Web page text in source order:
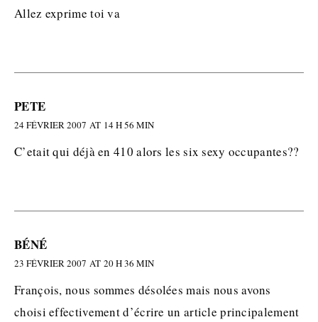
Allez exprime toi va
PETE
24 FÉVRIER 2007 AT 14 H 56 MIN
C’etait qui déjà en 410 alors les six sexy occupantes??
BÉNÉ
23 FÉVRIER 2007 AT 20 H 36 MIN
François, nous sommes désolées mais nous avons
choisi effectivement d’écrire un article principalement